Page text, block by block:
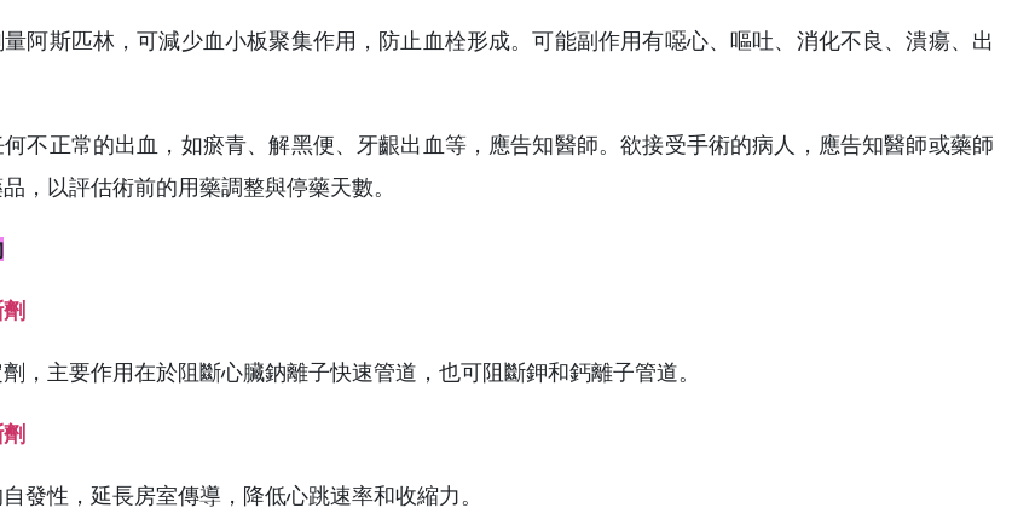
阿斯匹林，可減少血小板聚集作用，防止血栓形成。可能副作用有噁心、嘔吐、消化不良、潰瘍、出
不正常的出血，如瘀青、解黑便、牙齦出血等，應告知醫師。欲接受手術的病人，應告知醫師或藥師
，以評估術前的用藥調整與停藥天數。
，主要作用在於阻斷心臟鈉離子快速管道，也可阻斷鉀和鈣離子管道。
發性，延長房室傳導，降低心跳速率和收縮力。